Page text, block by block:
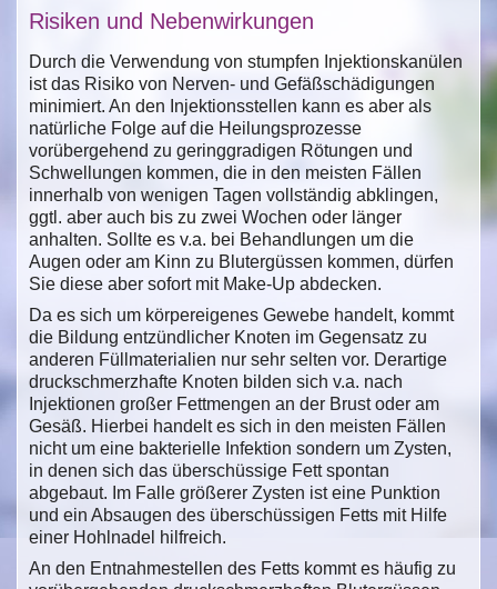
Risiken und Nebenwirkungen
Durch die Verwendung von stumpfen Injektionskanülen
ist das Risiko von Nerven- und Gefäßschädigungen
minimiert. An den Injektionsstellen kann es aber als
natürliche Folge auf die Heilungsprozesse
vorübergehend zu geringgradigen Rötungen und
Schwellungen kommen, die in den meisten Fällen
innerhalb von wenigen Tagen vollständig abklingen,
ggtl. aber auch bis zu zwei Wochen oder länger
anhalten. Sollte es v.a. bei Behandlungen um die
Augen oder am Kinn zu Blutergüssen kommen, dürfen
Sie diese aber sofort mit Make-Up abdecken.
Da es sich um körpereigenes Gewebe handelt, kommt
die Bildung entzündlicher Knoten im Gegensatz zu
anderen Füllmaterialien nur sehr selten vor. Derartige
druckschmerzhafte Knoten bilden sich v.a. nach
Injektionen großer Fettmengen an der Brust oder am
Gesäß. Hierbei handelt es sich in den meisten Fällen
nicht um eine bakterielle Infektion sondern um Zysten,
in denen sich das überschüssige Fett spontan
abgebaut. Im Falle größerer Zysten ist eine Punktion
und ein Absaugen des überschüssigen Fetts mit Hilfe
einer Hohlnadel hilfreich.
An den Entnahmestellen des Fetts kommt es häufig zu